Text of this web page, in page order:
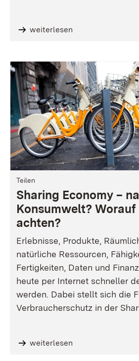
weiterlesen
Teilen
Sharing Economy –
Konsumwelt? Worauf
achten?
Erlebnisse, Produkte,
natürliche Ressourcen,
Fertigkeiten, Daten und
heute per Internet schneller
werden. Dabei stellt sich die
Verbraucherschutz in der
weiterlesen